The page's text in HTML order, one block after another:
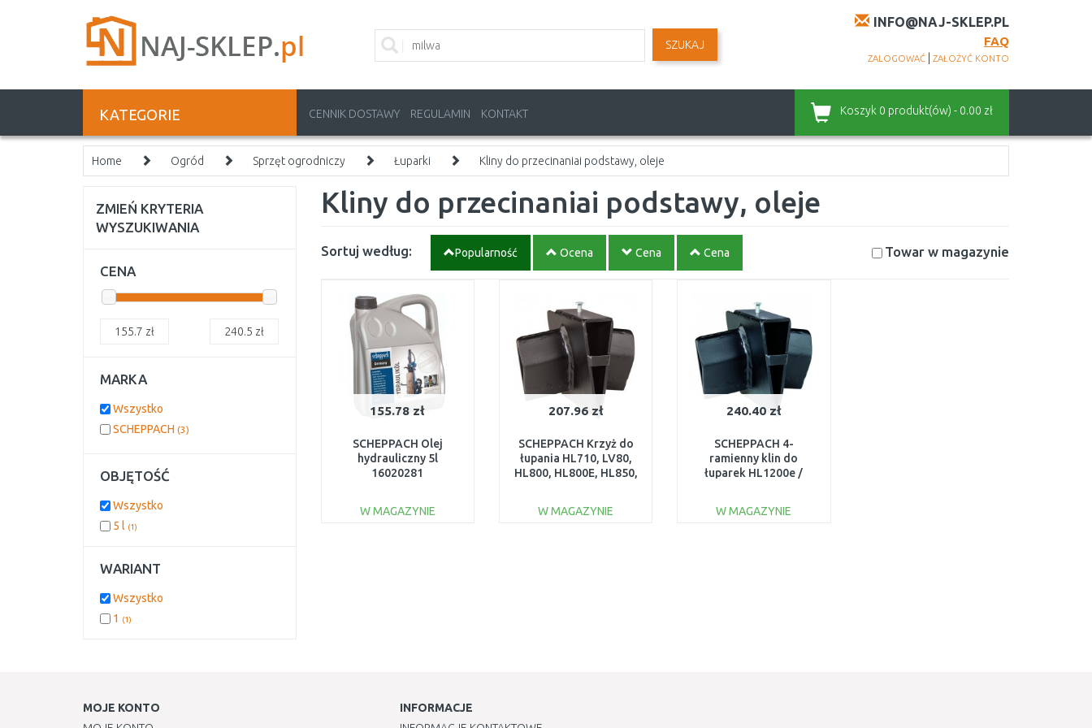
INFO@NAJ-SKLEP.PL
FAQ
ZALOGOWAĆ ZAŁOŻYĆ KONTO
SZUKAJ
KATEGORIE CENNIK DOSTAWY REGULAMIN KONTAKT Koszyk 0 produkt(ów) - 0.00 zł
Home Ogród Sprzęt ogrodniczy Łuparki Kliny do przecinaniai podstawy, oleje
Kliny do przecinaniai podstawy, oleje
Sortuj według: Popularność Ocena Cena Cena Towar w magazynie
155.78 zł
SCHEPPACH Olej
hydrauliczny 5l
16020281
W MAGAZYNIE
207.96 zł
SCHEPPACH Krzyż do
łupania HL710, LV80,
HL800, HL800E, HL850,
W MAGAZYNIE
240.40 zł
SCHEPPACH 4-
ramienny klin do
łuparek HL1200e /
W MAGAZYNIE
ZMIEŃ KRYTERIA
WYSZUKIWANIA
CENA
155.7 zł 240.5 zł
MARKA
Wszystko
SCHEPPACH (3)
OBJĘTOŚĆ
Wszystko
5 l (1)
WARIANT
Wszystko
1
(1)
MOJE KONTO
INFORMACJE